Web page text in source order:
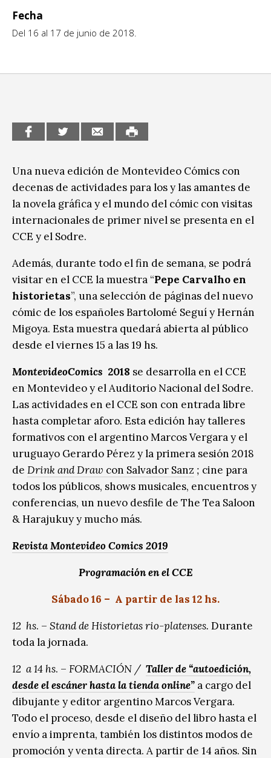
CCE en el interior/libros
Espacio itinerante de lectura infantil
Exposiciones
Género y Diversidad
Letras
Música
Sin categoría
Fecha
Del 16 al 17 de junio de 2018.
Una nueva edición de Montevideo Cómics con
decenas de actividades para los y las amantes de
la novela gráfica y el mundo del cómic con visitas
internacionales de primer nivel se presenta en el
CCE y el Sodre.
Además, durante todo el fin de semana, se podrá
visitar en el CCE la muestra “Pepe Carvalho en
historietas”, una selección de páginas del nuevo
cómic de los españoles Bartolomé Seguí y Hernán
Migoya. Esta muestra quedará abierta al público
desde el viernes 15 a las 19 hs.
MontevideoComics 2018 se desarrolla en el CCE
en Montevideo y el Auditorio Nacional del Sodre.
Las actividades en el CCE son con entrada libre
hasta completar aforo. Esta edición hay talleres
formativos con el argentino Marcos Vergara y el
uruguayo Gerardo Pérez y la primera sesión 2018
de Drink and Draw con Salvador Sanz ; cine para
todos los públicos, shows musicales, encuentros y
conferencias, un nuevo desfile de The Tea Saloon
& Harajukuy y mucho más.
Revista Montevideo Comics 2019
Programación en el CCE
Sábado 16 – A partir de las 12 hs.
12 hs. – Stand de Historietas rio-platenses. Durante
toda la jornada.
12 a 14 hs. – FORMACIÓN / Taller de “autoedición,
desde el escáner hasta la tienda online” a cargo del
dibujante y editor argentino Marcos Vergara.
Todo el proceso, desde el diseño del libro hasta el
envío a imprenta, también los distintos modos de
promoción y venta directa. A partir de 14 años. Sin